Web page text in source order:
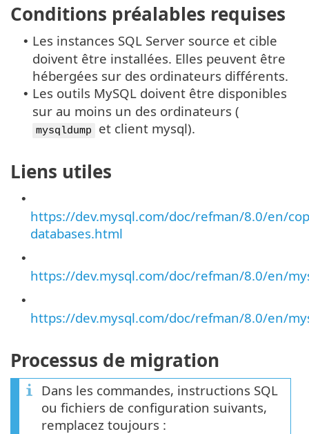
Conditions préalables requises
• Les instances SQL Server source et cible
doivent être installées. Elles peuvent être
hébergées sur des ordinateurs différents.
• Les outils MySQL doivent être disponibles
sur au moins un des ordinateurs (
mysqldump et client mysql).
Liens utiles
•
https://dev.mysql.com/doc/refman/8.0/en/
databases.html
•
https://dev.mysql.com/doc/refman/8.0/en/
•
https://dev.mysql.com/doc/refman/8.0/en/
Processus de migration
Dans les commandes, instructions SQL
ou fichiers de configuration suivants,
remplacez toujours :